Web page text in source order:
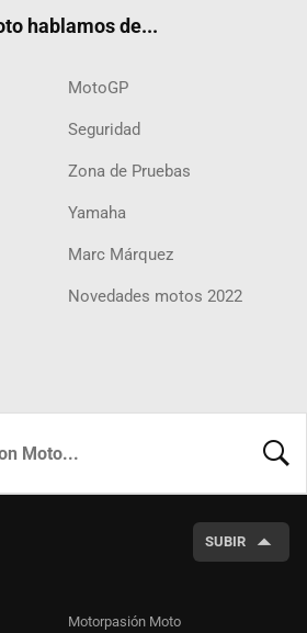
hablamos de...
MotoGP
Seguridad
Zona de Pruebas
Yamaha
Marc Márquez
Novedades motos 2022
SUBIR
Motorpasión Moto